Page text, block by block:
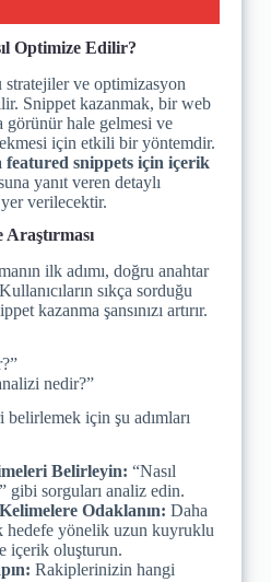
Optimize Edilir?
stratejiler ve optimizasyon
Snippet kazanmak, bir web
görünür hale gelmesi ve
için etkili bir yöntemdir.
featured snippets için içerik
yanıt veren detaylı
verilecektir.
ilk adımı, doğru anahtar
sıkça sorduğu
kazanma şansınızı artırır.
nedir?”
için şu adımları
Belirleyin: “Nasıl
gibi sorguları analiz edin.
Odaklanın: Daha
hedefe yönelik uzun kuyruklu
içerik oluşturun.
Rakiplerinizin hangi